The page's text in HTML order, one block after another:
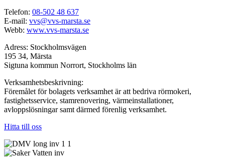
Telefon: 08-502 48 637
E-mail: vvs@vvs-marsta.se
Webb: www.vvs-marsta.se
Adress: Stockholmsvägen
195 34, Märsta
Sigtuna kommun Norrort, Stockholms län
Verksamhetsbeskrivning:
Föremålet för bolagets verksamhet är att bedriva rörmokeri,
fastighetsservice, stamrenovering, värmeinstallationer,
avloppslösningar samt därmed förenlig verksamhet.
Hitta till oss